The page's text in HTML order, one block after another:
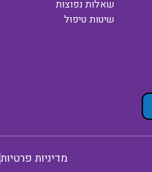
שאלות נפוצות
שיטות טיפול
מדיניות פרטיות